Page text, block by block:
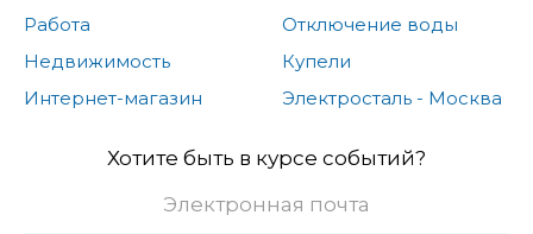
Работа
Недвижимость
Интернет-магазин
Отключение воды
Купели
Электросталь - Москва
Хотите быть в курсе событий?